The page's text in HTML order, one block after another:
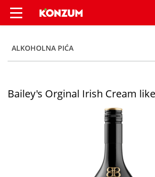
Bailey's Orginal Irish liker
ALKOHOLNA PIĆA
Bailey's Orginal Irish Cream